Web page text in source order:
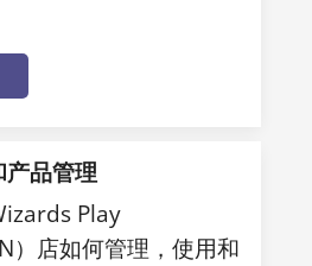
产品管理
Play
）店如何管理，使用和